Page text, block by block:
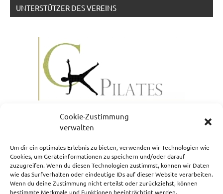
Cookie-Zustimmung
verwalten
Um dir ein optimales Erlebnis zu bieten, verwenden wir Technologien wie
Cookies, um Geräteinformationen zu speichern und/oder darauf
zuzugreifen. Wenn du diesen Technologien zustimmst, können wir Daten
wie das Surfverhalten oder eindeutige IDs auf dieser Website verarbeiten.
Wenn du deine Zustimmung nicht erteilst oder zurückziehst, können
bestimmte Merkmale und Funktionen beeinträchtigt werden.
UNTERSTÜTZER DES VEREINS
NEWSLETTERANMELDUNG